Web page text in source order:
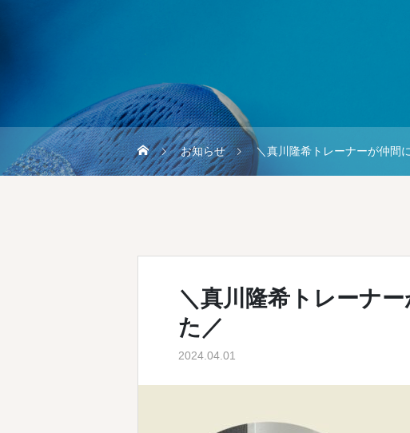
お知らせ ＼真川隆希トレーナーが仲間
＼真川隆希トレーナ
た／
2024.04.01